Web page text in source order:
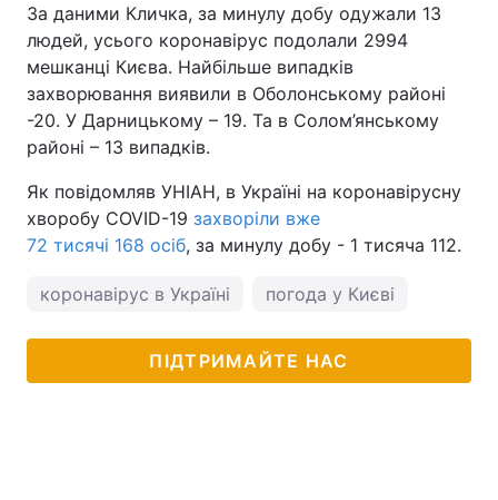
За даними Кличка, за минулу добу одужали 13
людей, усього коронавірус подолали 2994
мешканці Києва. Найбільше випадків
захворювання виявили в Оболонському районі
-20. У Дарницькому – 19. Та в Солом’янському
районі – 13 випадків.
Як повідомляв УНІАН, в Україні на коронавірусну
хворобу COVID-19 захворіли вже
72 тисячі 168 осіб, за минулу добу - 1 тисяча 112.
коронавірус в Україні погода у Києві
ПІДТРИМАЙТЕ НАС